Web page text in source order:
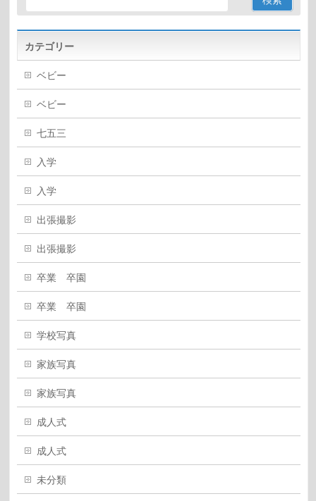
カテゴリー
ベビー
ベビー
七五三
入学
入学
出張撮影
出張撮影
卒業 卒園
卒業 卒園
学校写真
家族写真
家族写真
成人式
成人式
未分類